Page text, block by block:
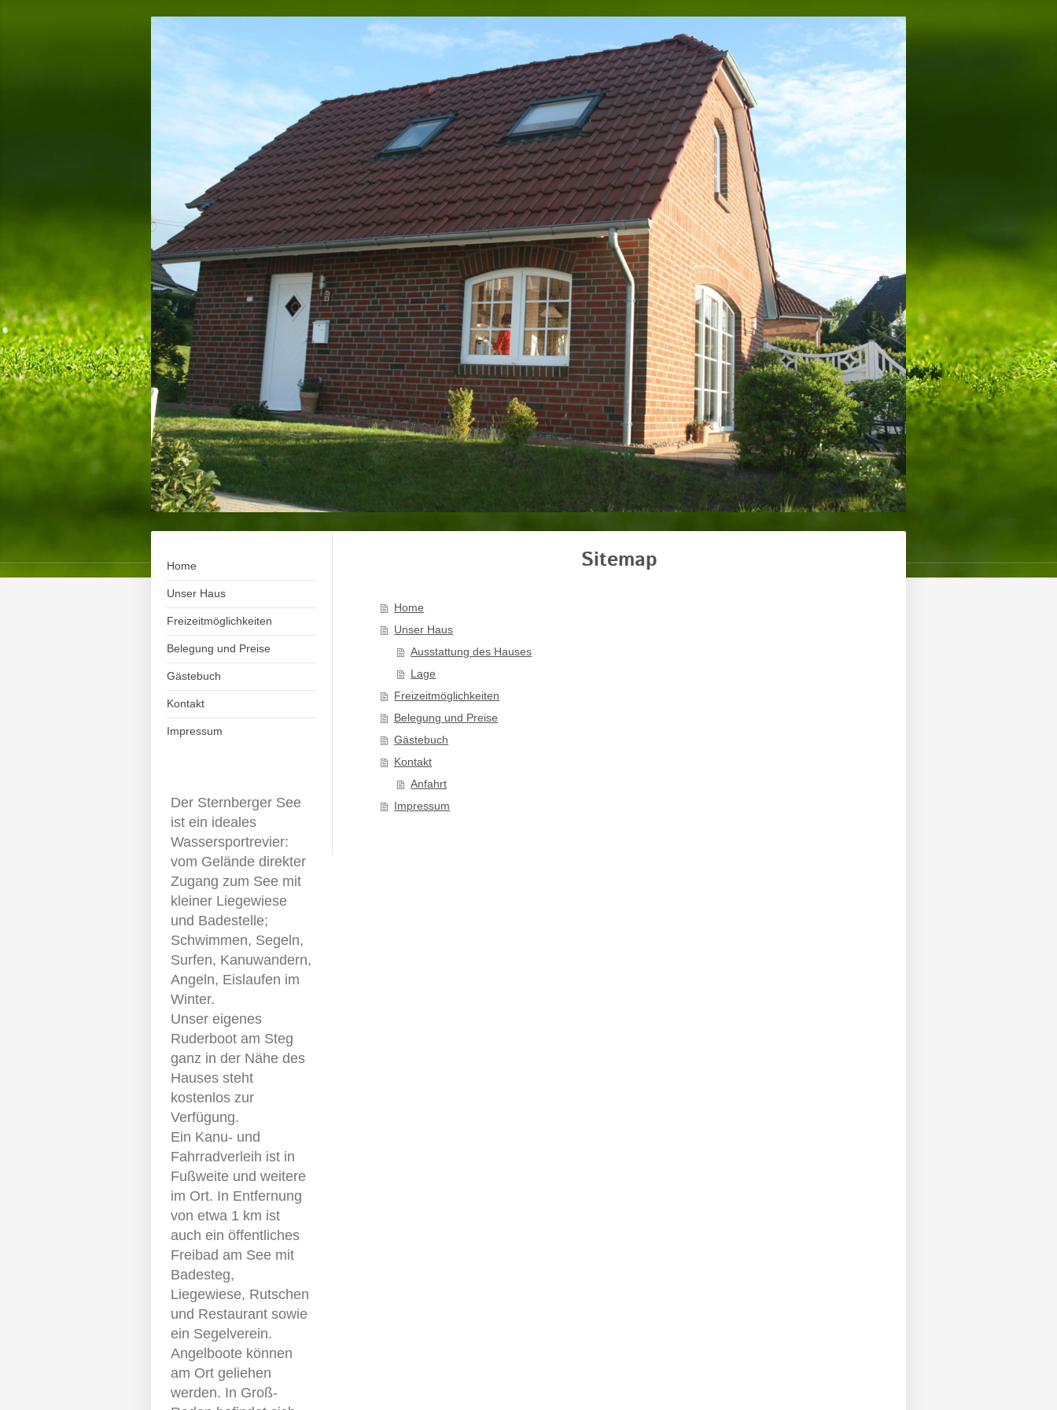
Home
Unser Haus
Freizeitmöglichkeiten
Belegung und Preise
Gästebuch
Kontakt
Impressum
Sitemap
Home
Unser Haus
Ausstattung des Hauses
Lage
Freizeitmöglichkeiten
Belegung und Preise
Gästebuch
Kontakt
Anfahrt
Impressum
Der Sternberger See
ist ein ideales
Wassersportrevier:
vom Gelände direkter
Zugang zum See mit
kleiner Liegewiese
und Badestelle;
Schwimmen, Segeln,
Surfen, Kanuwandern,
Angeln, Eislaufen im
Winter.
Unser eigenes
Ruderboot am Steg
ganz in der Nähe des
Hauses steht
kostenlos zur
Verfügung.
Ein Kanu- und
Fahrradverleih ist in
Fußweite und weitere
im Ort. In Entfernung
von etwa 1 km ist
auch ein öffentliches
Freibad am See mit
Badesteg,
Liegewiese, Rutschen
und Restaurant sowie
ein Segelverein.
Angelboote können
am Ort geliehen
werden. In Groß-